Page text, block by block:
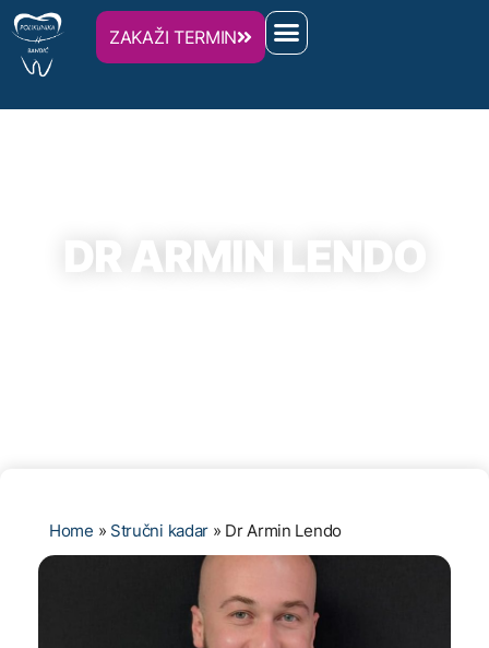
ZAKAŽI TERMIN
DR ARMIN LENDO
Home » Stručni kadar » Dr Armin Lendo